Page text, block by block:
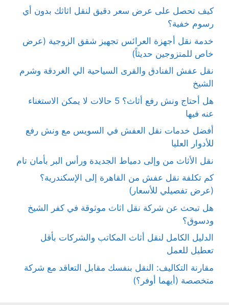
كيف تحصل على عرض سعر دقيق لنقل اثاثك بدون أي
رسوم خفية؟
خدمة نقل أجهزة العرائس تجهيز شقق الزوجية (عرض
خاص للمتزوجين حديثاً)
نقل عفش الفنادق والقرى السياحية الي الغردقة وشرم
الشيخ
هل أحتاج ونش رفع أثاث؟ 5 حالات لا يمكن الاستغناء
عنه فيها
أفضل خدمات نقل العفش في السويس مع ونش رفع
للأدوار العليا
نقل الأثاث من وإلى دمياط الجديدة ورأس البر بأمان تام
كم تكلفة نقل عفش من القاهرة إلى الإسكندرية؟
(عرض تفصيلي للأسعار)
هل تبحث عن شركة نقل اثاث موثوقة في كفر الشيخ
ودسوق؟
الدليل الكامل لنقل أثاث المكاتب والشركات بأقل
تعطيل للعمل
مقارنة التكاليف: النقل بنفسك مقابل التعاقد مع شركة
متخصصة (أيهما أوفر؟)